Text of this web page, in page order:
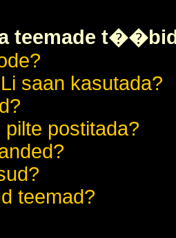
teemade
saan kasutada?
postitada?
teemad?